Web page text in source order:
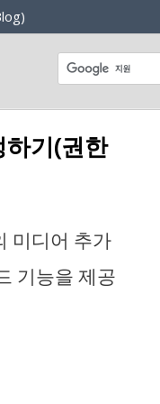
기(권한
미디어 추가
기능을 제공